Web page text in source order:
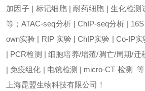
加因子 | 标记细胞 | 耐药细胞 | 生化检测
等；ATAC-seq分析 | ChIP-seq分析 |
own实验 | RIP 实验 | ChIP实验 | Co-IP
| PCR检测 | 细胞培养/增殖/凋亡/周期/迁
| 免疫组化 | 电镜检测 | micro-CT 检测
上海昆盟生物科技有限公司！